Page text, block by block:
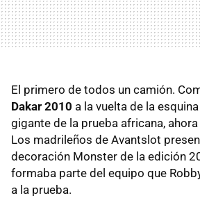
El primero de todos un camión.
Dakar 2010 a la vuelta de la
gigante de la prueba africana,
Los madrileños de Avantslot
decoración Monster de la edición
formaba parte del equipo que
a la prueba.